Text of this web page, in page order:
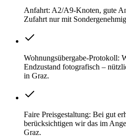
Anfahrt: A2/A9-Knoten, gute
Zufahrt nur mit
Wohnungsübergabe-Protokoll:
Endzustand fotografisch –
in Graz.
Faire Preisgestaltung: Bei gut
berücksichtigen wir das im
Graz.